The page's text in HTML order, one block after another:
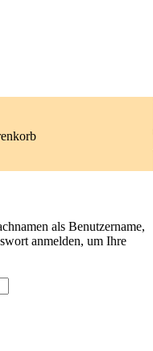
als Benutzername,
anmelden, um Ihre